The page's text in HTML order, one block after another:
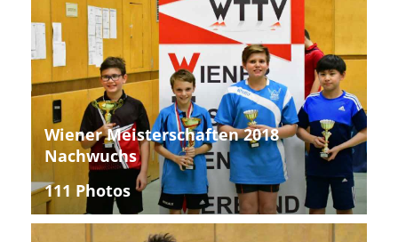
Wiener Meisterschaften 2018
Nachwuchs
111 Photos